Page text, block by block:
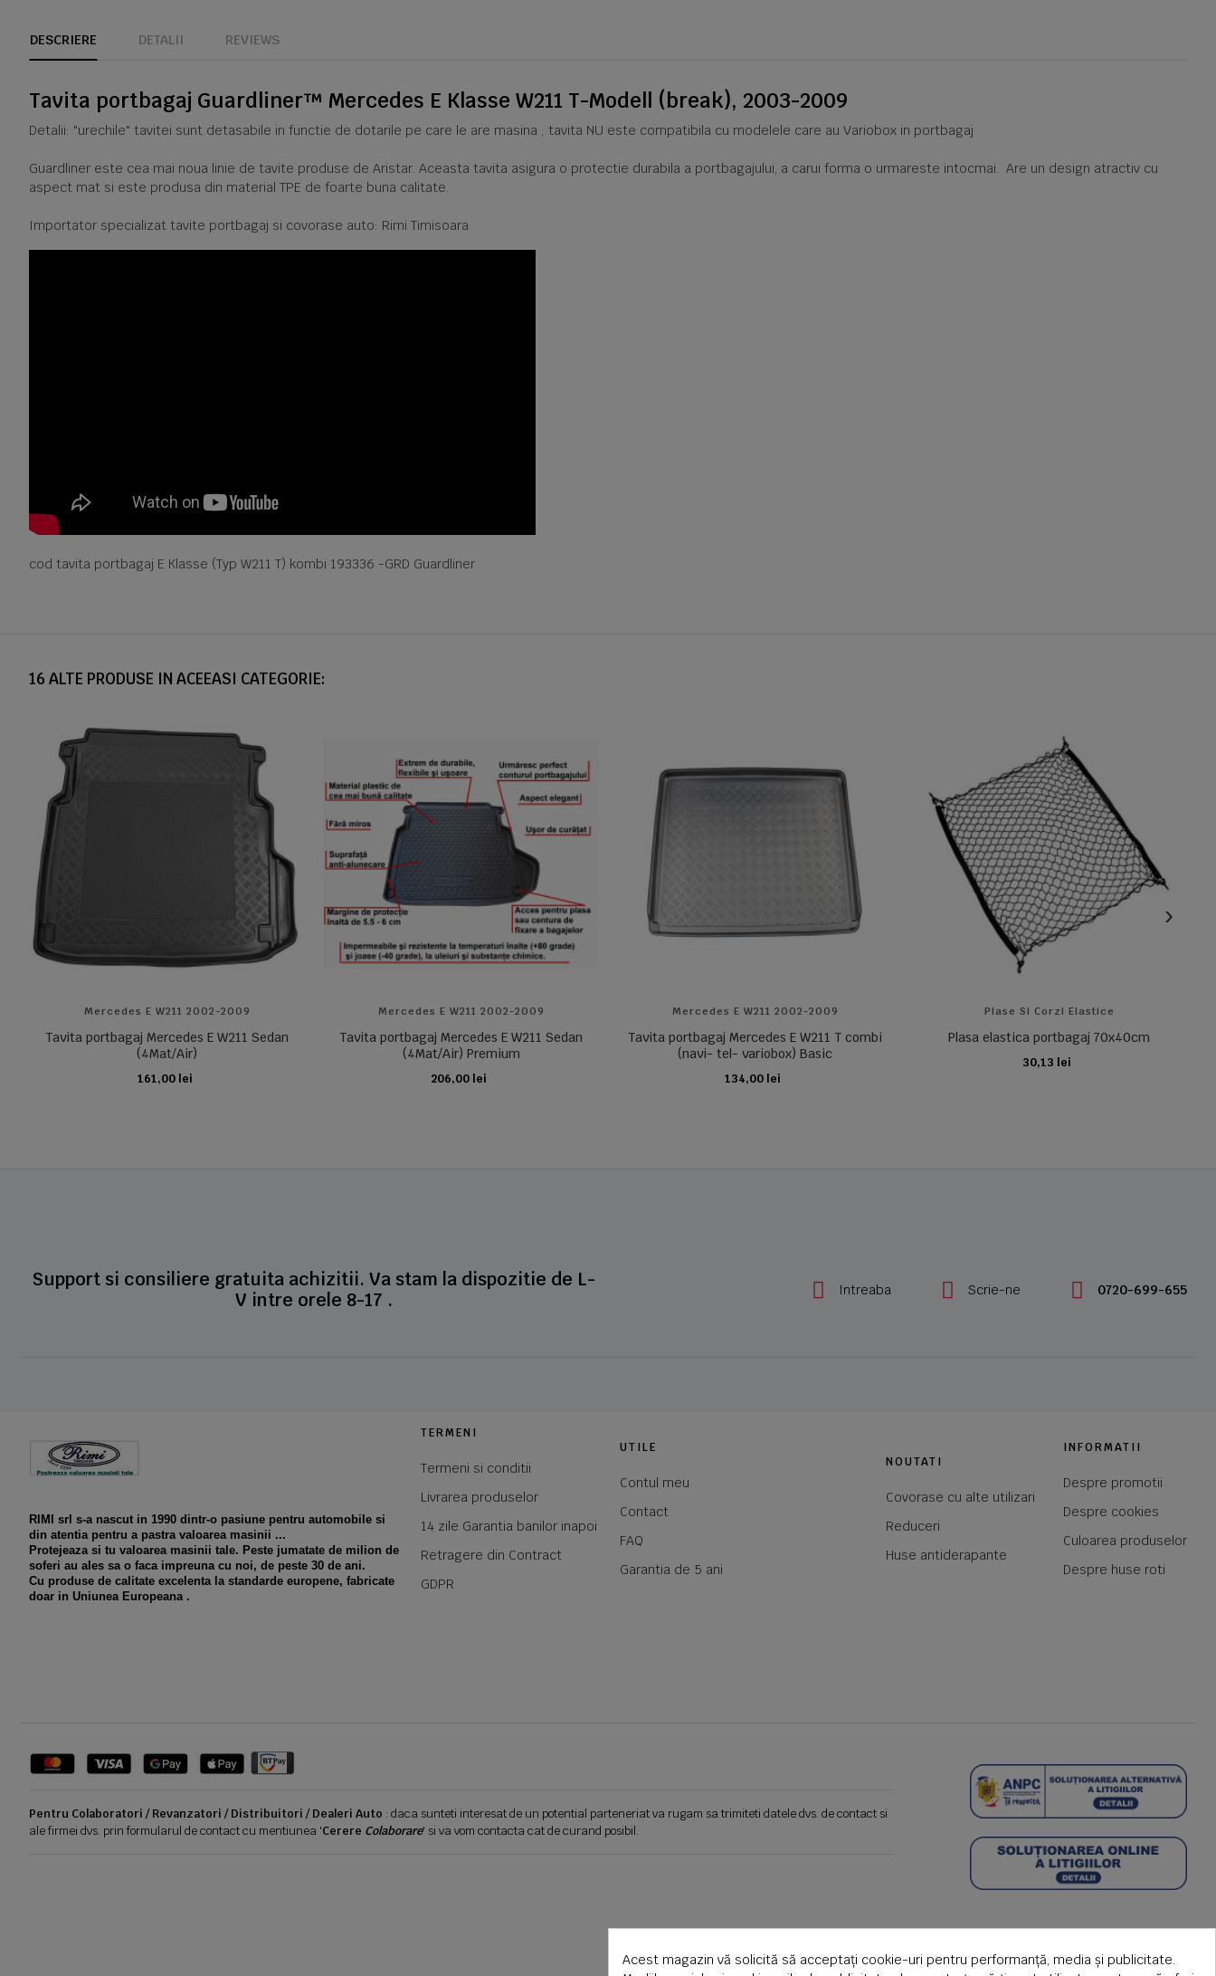
DESCRIERE DETALII REVIEWS
Tavita portbagaj Guardliner™ Mercedes E Klasse W211 T-Modell (break), 2003-2009
Detalii: "urechile" tavitei sunt detasabile in functie de dotarile pe care le are masina ; tavita NU este compatibila cu modelele care au Variobox in portbagaj
Guardliner este cea mai noua linie de tavite produse de Aristar. Aceasta tavita asigura o protectie durabila a portbagajului, a carui forma o urmareste intocmai. Are un design atractiv cu
aspect mat si este produsa din material TPE de foarte buna calitate.
Importator specializat tavite portbagaj si covorase auto: Rimi Timisoara
cod tavita portbagaj E Klasse (Typ W211 T) kombi 193336 -GRD Guardliner
16 ALTE PRODUSE IN ACEEASI CATEGORIE:
Mercedes E W211 2002-2009
Tavita portbagaj Mercedes E W211 Sedan
(4Mat/Air)
161,00 lei
ADAUGA IN COS
Mercedes E W211 2002-2009
Tavita portbagaj Mercedes E W211 Sedan
(4Mat/Air) Premium
206,00 lei
ADAUGA IN COS
Mercedes E W211 2002-2009
Tavita portbagaj Mercedes E W211 T combi
(navi- tel- variobox) Basic
134,00 lei
ADAUGA IN COS
Plase Si Corzi Elastice
Plasa elastica portbagaj 70x40cm
30,13 lei
ADAUGA IN COS
Support si consiliere gratuita achizitii. Va stam la dispozitie de L-
V intre orele 8-17 .
Intreaba Scrie-ne 0720-699-655
RIMI srl s-a nascut in 1990 dintr-o pasiune pentru automobile si
din atentia pentru a pastra valoarea masinii ...
Protejeaza si tu valoarea masinii tale. Peste jumatate de milion de
soferi au ales sa o faca impreuna cu noi, de peste 30 de ani.
Cu produse de calitate excelenta la standarde europene, fabricate
doar in Uniunea Europeana .
TERMENI
Termeni si conditii
Livrarea produselor
14 zile Garantia banilor inapoi
Retragere din Contract
GDPR
UTILE
Contul meu
Contact
FAQ
Garantia de 5 ani
NOUTATI
Covorase cu alte utilizari
Reduceri
Huse antiderapante
INFORMATII
Despre promotii
Despre cookies
Culoarea produselor
Despre huse roti
Pentru Colaboratori / Revanzatori / Distribuitori / Dealeri Auto : daca sunteti interesat de un potential parteneriat va rugam sa trimiteti datele dvs. de contact si
ale firmei dvs. prin formularul de contact cu mentiunea 'Cerere Colaborare' si va vom contacta cat de curand posibil.
Acest magazin vă solicită să acceptați cookie-uri pentru performanță, media și publicitate.